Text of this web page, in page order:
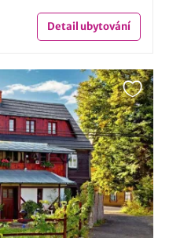
Detailubytování